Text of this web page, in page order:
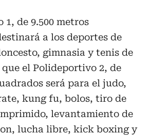
de 9.500 metros
a los deportes de
gimnasia y tenis de
el Polideportivo 2, de
será para el judo,
kung fu, bolos, tiro de
levantamiento de
lucha libre, kick boxing y